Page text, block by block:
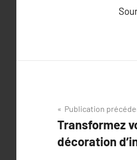
Navigation
de
l’article
Publication
Transformez
décoration